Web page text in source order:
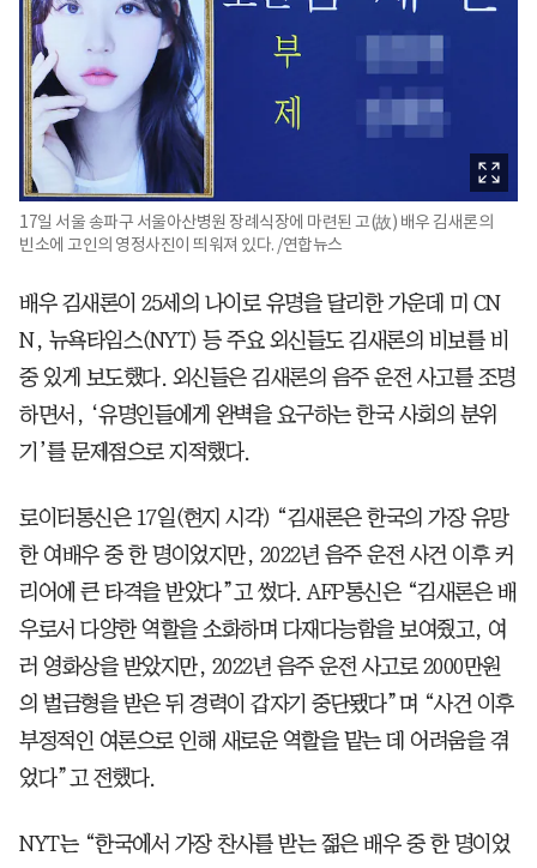
17일 서울 송파구 서울아산병원 장례식장에 마련된 고(故) 배우 김새론의
빈소에 고인의 영정사진이 띄워져 있다. /연합뉴스
배우 김새론이 25세의 나이로 유명을 달리한 가운데 미 CN
N, 뉴욕타임스(NYT) 등 주요 외신들도 김새론의 비보를 비
중 있게 보도했다. 외신들은 김새론의 음주 운전 사고를 조명
하면서, ‘유명인들에게 완벽을 요구하는 한국 사회의 분위
기’를 문제점으로 지적했다.
로이터통신은 17일(현지 시각) “김새론은 한국의 가장 유망
한 여배우 중 한 명이었지만, 2022년 음주 운전 사건 이후 커
리어에 큰 타격을 받았다”고 썼다. AFP통신은 “김새론은 배
우로서 다양한 역할을 소화하며 다재다능함을 보여줬고, 여
러 영화상을 받았지만, 2022년 음주 운전 사고로 2000만원
의 벌금형을 받은 뒤 경력이 갑자기 중단됐다”며 “사건 이후
부정적인 여론으로 인해 새로운 역할을 맡는 데 어려움을 겪
었다”고 전했다.
NYT는 “한국에서 가장 찬사를 받는 젊은 배우 중 한 명이었